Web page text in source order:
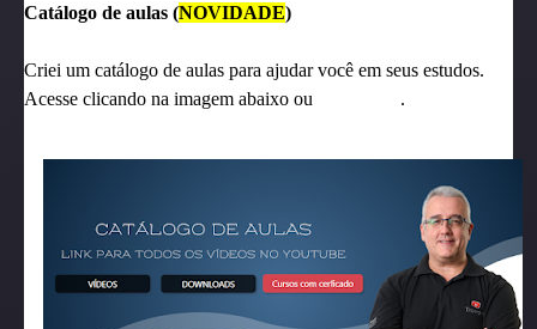
Catálogo de aulas (NOVIDADE)
Criei um catálogo de aulas para ajudar você em seus estudos.
Acesse clicando na imagem abaixo ou
.